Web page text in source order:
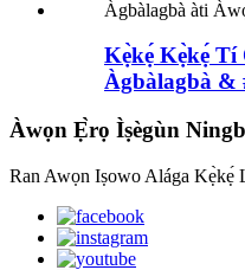
Kẹ̀kẹ́ Kẹ̀kẹ́
Àgbàlagbà &
Àwọn Ẹ̀rọ Ìṣègùn
Ran Awọn Iṣowo Alága Kẹ̀kẹ́